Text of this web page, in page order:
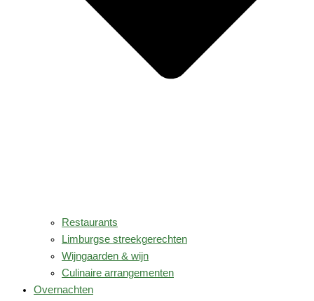
Restaurants
Limburgse streekgerechten
Wijngaarden & wijn
Culinaire arrangementen
Overnachten